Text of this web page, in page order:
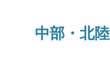
中部・北陸